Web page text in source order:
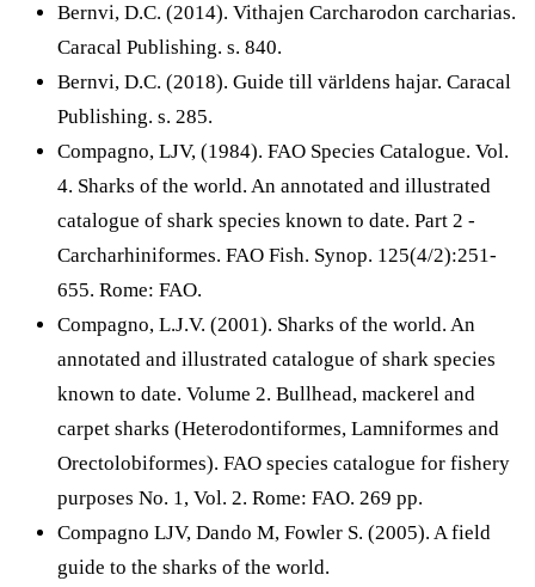
Bernvi, D.C. (2014). Vithajen Carcharodon carcharias.
Caracal Publishing. s. 840.
Bernvi, D.C. (2018). Guide till världens hajar. Caracal
Publishing. s. 285.
Compagno, LJV, (1984). FAO Species Catalogue. Vol.
4. Sharks of the world. An annotated and illustrated
catalogue of shark species known to date. Part 2 -
Carcharhiniformes. FAO Fish. Synop. 125(4/2):251-
655. Rome: FAO.
Compagno, L.J.V. (2001). Sharks of the world. An
annotated and illustrated catalogue of shark species
known to date. Volume 2. Bullhead, mackerel and
carpet sharks (Heterodontiformes, Lamniformes and
Orectolobiformes). FAO species catalogue for fishery
purposes No. 1, Vol. 2. Rome: FAO. 269 pp.
Compagno LJV, Dando M, Fowler S. (2005). A field
guide to the sharks of the world.